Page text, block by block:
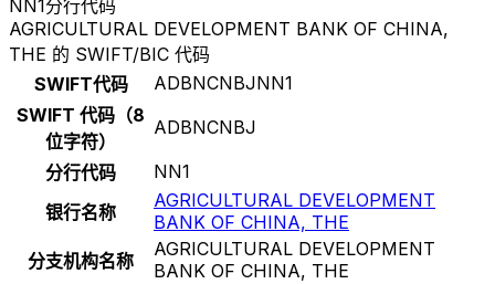
NN1分行代码
AGRICULTURAL DEVELOPMENT BANK OF CHINA,
THE 的 SWIFT/BIC 代码
SWIFT代码
ADBNCNBJNN1
SWIFT 代码（8
位字符）
ADBNCNBJ
分行代码
NN1
银行名称
AGRICULTURAL DEVELOPMENT
BANK OF CHINA, THE
分支机构名称
AGRICULTURAL DEVELOPMENT
BANK OF CHINA, THE